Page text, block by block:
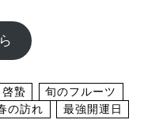
啓蟄
旬のフルーツ
の訪れ
最強開運日